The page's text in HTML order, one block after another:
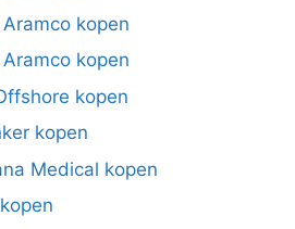
kopen
kopen
kopen
kopen
Medical kopen